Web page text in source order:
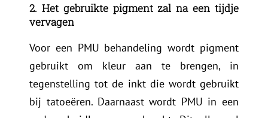
2. Het gebruikte pigment zal na een tijdje
vervagen
Voor een PMU behandeling wordt pigment
gebruikt om kleur aan te brengen, in
tegenstelling tot de inkt die wordt gebruikt
bij tatoeëren. Daarnaast wordt PMU in een